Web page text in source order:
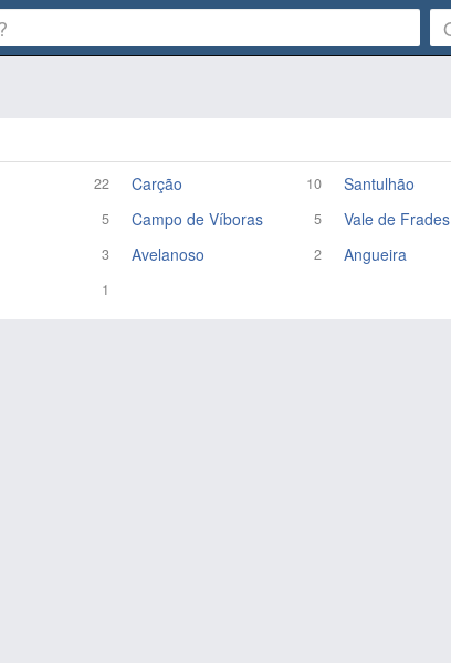
22 Carção 10 Santulhão
5 Campo de Víboras 5 Vale de Frades
3 Avelanoso 2 Angueira
1